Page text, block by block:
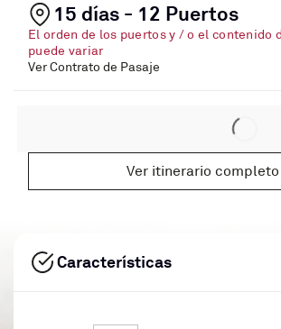
15 días - 12 Puertos
El orden de los puertos y / o el contenido
puede variar
Ver Contrato de Pasaje
Ver itinerario completo
Características